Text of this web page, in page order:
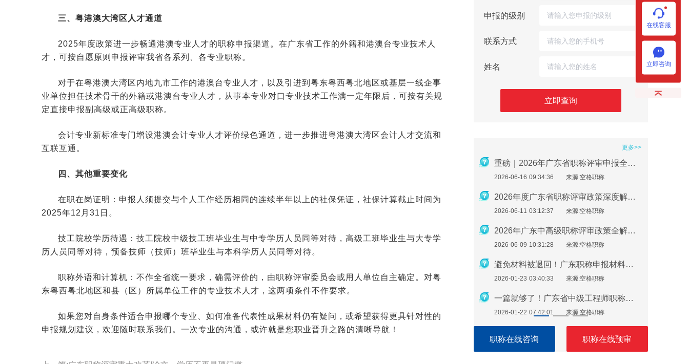
三、粤港澳大湾区人才通道
2025年度政策进一步畅通港澳专业人才的职称申报渠道。在广东省工作的外籍和港澳台专业技术人
才，可按自愿原则申报评审我省各系列、各专业职称。
对于在粤港澳大湾区内地九市工作的港澳台专业人才，以及引进到粤东粤西粤北地区或基层一线企事
业单位担任技术骨干的外籍或港澳台专业人才，从事本专业对口专业技术工作满一定年限后，可按有关规
定直接申报副高级或正高级职称。
会计专业新标准专门增设港澳会计专业人才评价绿色通道，进一步推进粤港澳大湾区会计人才交流和
互联互通。
四、其他重要变化
在职在岗证明：申报人须提交与个人工作经历相同的连续半年以上的社保凭证，社保计算截止时间为
2025年12月31日。
技工院校学历待遇：技工院校中级技工班毕业生与中专学历人员同等对待，高级工班毕业生与大专学
历人员同等对待，预备技师（技师）班毕业生与本科学历人员同等对待。
职称外语和计算机：不作全省统一要求，确需评价的，由职称评审委员会或用人单位自主确定。对粤
东粤西粤北地区和县（区）所属单位工作的专业技术人才，这两项条件不作要求。
如果您对自身条件适合申报哪个专业、如何准备代表性成果材料仍有疑问，或希望获得更具针对性的
申报规划建议，欢迎随时联系我们。一次专业的沟通，或许就是您职业晋升之路的清晰导航！
申报的级别
联系方式
姓名
立即查询
更多>>
重磅｜2026年广东省职称评审申报全流程指南
2026-06-16 09:34:36 来源:空格职称
2026年度广东省职称评审政策深度解析：申报条件、时间规划与避坑指南
2026-06-11 03:12:37 来源:空格职称
2026年广东中高级职称评审政策全解析：条件、流程与实操指南
2026-06-09 10:31:28 来源:空格职称
避免材料被退回！广东职称申报材料指南（2026最新版）
2026-01-23 03:40:33 来源:空格职称
一篇就够了！广东省中级工程师职称评定需要准备哪些材料？
2026-01-22 07:42:01 来源:空格职称
来源:空格职称
2026-01-08 09:30:02 来源:空格职称
2026-01-07 10:28:59 来源:空格职称
职称在线咨询 职称在线预审
在线客服
立即咨询